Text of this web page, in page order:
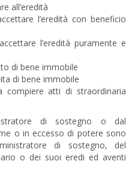
all’eredità
l’eredità con beneficio
l’eredità puramente e
di bene immobile
di bene immobile
compiere atti di straordinaria
di sostegno o dal
o in eccesso di potere sono
di sostegno, del
o dei suoi eredi ed aventi